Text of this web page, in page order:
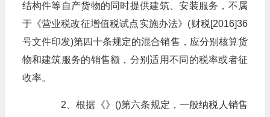
结构件等自产货物的同时提供建筑、安装服务，不属
于《营业税改征增值税试点实施办法》(财税[2016]36
号文件印发)第四十条规定的混合销售，应分别核算货
物和建筑服务的销售额，分别适用不同的税率或者征
收率。
2、根据《》()第六条规定，一般纳税人销售